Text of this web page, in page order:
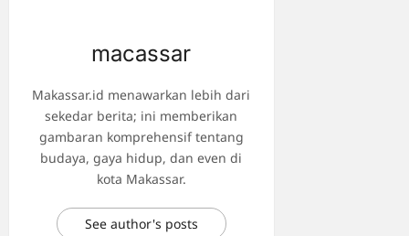
macassar
Makassar.id menawarkan lebih dari
sekedar berita; ini memberikan
gambaran komprehensif tentang
budaya, gaya hidup, dan even di
kota Makassar.
See author's posts